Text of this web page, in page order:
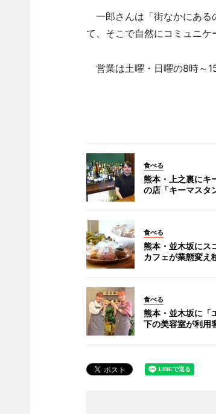
一郎さんは「街なかにある
て、そこで自然にコミュニケ
営業は土曜・日曜の8時～
食べる
熊本・上之裏にキ
の店「キーマスタ
食べる
熊本・並木坂にス
カフェが業態変え
食べる
熊本・並木坂に「
下の美容室が利用